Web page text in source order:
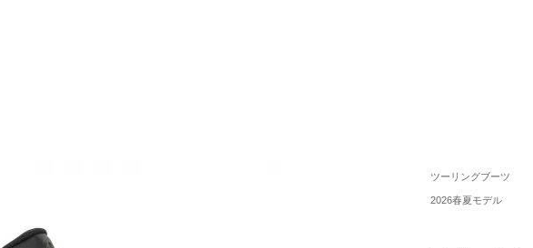
ツーリングブーツ
2026春夏モデル